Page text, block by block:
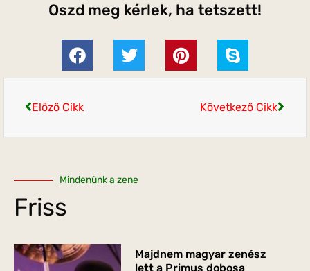
Oszd meg kérlek, ha tetszett!
Előző Cikk Következő Cikk
Mindenünk a zene
Friss
Majdnem magyar zenész
lett a Primus dobosa